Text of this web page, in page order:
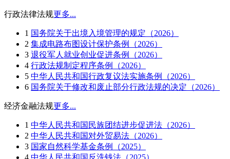
行政法律法规更多...
1 国务院关于出境入境管理的规定（2026）
2 集成电路布图设计保护条例（2026）
3 退役军人就业创业促进条例（2026）
4 行政法规制定程序条例（2026）
5 中华人民共和国行政复议法实施条例（2026）
6 国务院关于修改和废止部分行政法规的决定（2026）
经济金融法规更多...
1 中华人民共和国民族团结进步促进法（2026）
2 中华人民共和国对外贸易法（2026）
3 国家自然科学基金条例（2025）
4 中华人民共和国反洗钱法（2025）